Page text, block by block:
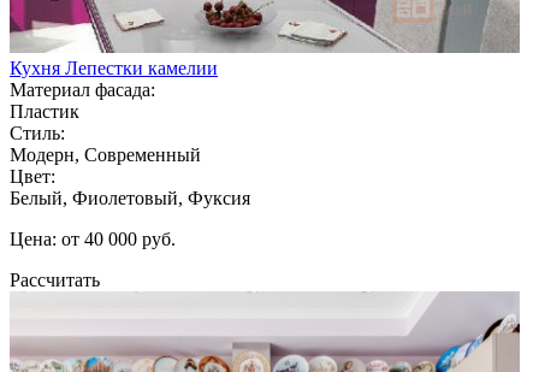
Кухня Лепестки камелии
Материал фасада:
Пластик
Стиль:
Модерн, Современный
Цвет:
Белый, Фиолетовый, Фуксия
Цена: от 40 000 руб.
Рассчитать